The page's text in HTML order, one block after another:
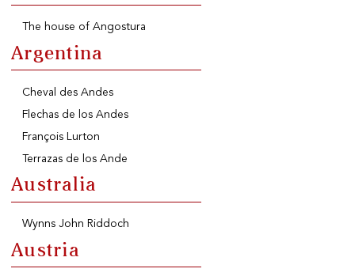
The house of Angostura
Argentina
Cheval des Andes
Flechas de los Andes
François Lurton
Terrazas de los Ande
Australia
Wynns John Riddoch
Austria